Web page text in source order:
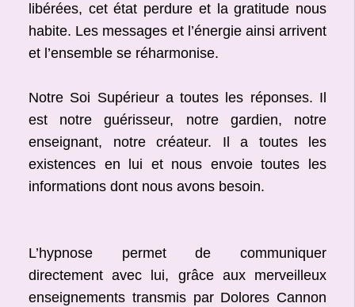
libérées, cet état perdure et la gratitude nous
habite. Les messages et l’énergie ainsi arrivent
et l’ensemble se réharmonise.
Notre Soi Supérieur a toutes les réponses. Il
est notre guérisseur, notre gardien, notre
enseignant, notre créateur. Il a toutes les
existences en lui et nous envoie toutes les
informations dont nous avons besoin.
L’hypnose permet de communiquer
directement avec lui, grâce aux merveilleux
enseignements transmis par Dolores Cannon